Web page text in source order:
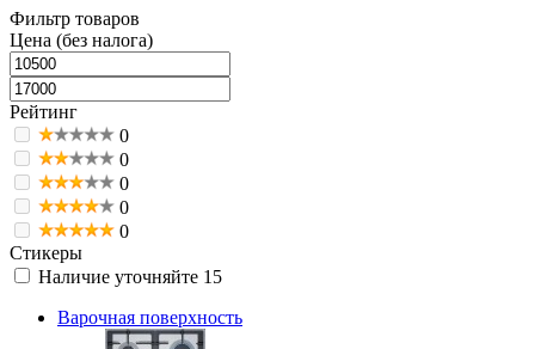
Фильтр товаров
Цена (без налога)
Рейтинг
0
0
0
0
0
Стикеры
Наличие уточняйте 15
Варочная поверхность